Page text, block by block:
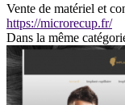
Vente de matériel et
https://microrecup.fr/
Dans la même